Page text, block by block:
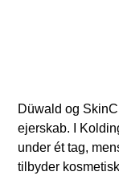
Düwald og
ejerskab. I
under ét tag,
tilbyder